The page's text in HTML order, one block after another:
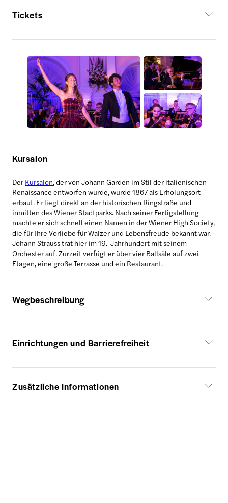
Tickets
Kursalon
Der Kursalon, der von Johann Garden im Stil der italienischen
Renaissance entworfen wurde, wurde 1867 als Erholungsort
erbaut. Er liegt direkt an der historischen Ringstraße und
inmitten des Wiener Stadtparks. Nach seiner Fertigstellung
machte er sich schnell einen Namen in der Wiener High Society,
die für Ihre Vorliebe für Walzer und Lebensfreude bekannt war.
Johann Strauss trat hier im 19. Jahrhundert mit seinem
Orchester auf. Zurzeit verfügt er über vier Ballsäle auf zwei
Etagen, eine große Terrasse und ein Restaurant.
Wegbeschreibung
Einrichtungen und Barrierefreiheit
Zusätzliche Informationen